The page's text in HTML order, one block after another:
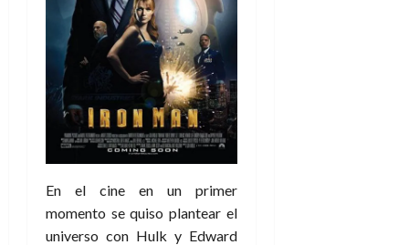
En el cine en un primer
momento se quiso plantear el
universo con Hulk y Edward